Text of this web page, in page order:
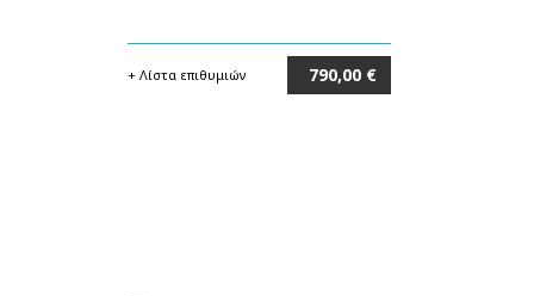
+ Λίστα επιθυμιών 790,00 €